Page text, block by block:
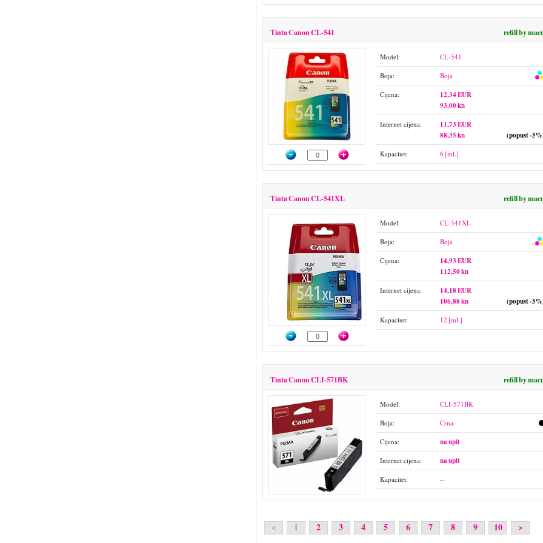
Tinta Canon CL-541 refill by
Model: CL-541
Boja: Boja
Cijena:
12,34 EUR
93,00 kn
Internet cijena:
11,73 EUR
88,35 kn
(popust -
Kapacitet: 6 [ml.]
Tinta Canon CL-541XL refill by
Model: CL-541XL
Boja: Boja
Cijena:
14,93 EUR
112,50 kn
Internet cijena:
14,18 EUR
106,88 kn
(popust -
Kapacitet: 12 [ml.]
Tinta Canon CLI-571BK refill by
Model: CLI-571BK
Boja: Crna
Cijena: na upit
Internet cijena: na upit
Kapacitet: --
< 1 2 3 4 5 6 7 8 9 10 >